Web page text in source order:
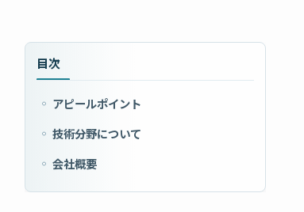
目次
アピールポイント
技術分野について
会社概要